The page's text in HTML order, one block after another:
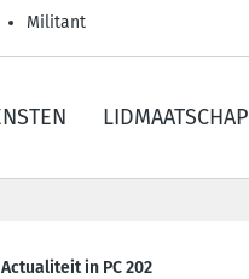
Militant
LIDMAATSCHAP
Actualiteit in PC 202